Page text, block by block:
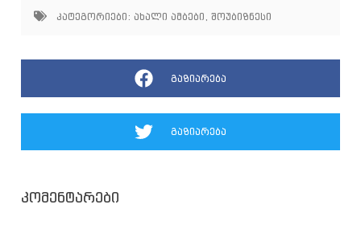
კატეგორიები: ახალი ამბები შოუბიზნესი
გაზიარება
გაზიარება
კომენტარები